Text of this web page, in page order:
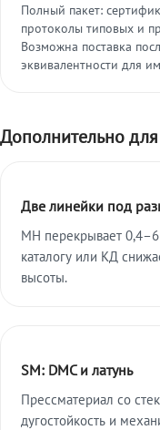
Полный пакет:
протоколы типовых и
Возможна поставка
эквивалентности для
Дополнительно
Две линейки под
МН перекрывает
каталогу или КД
высоты.
SM: DMC и латунь
Прессматериал со
дугостойкость и